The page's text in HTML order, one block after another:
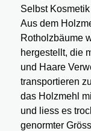
Selbst
Aus dem
Rotholzbäume
hergestellt, die
und Haare
transportieren
das Holzmehl
und liess es
genormter